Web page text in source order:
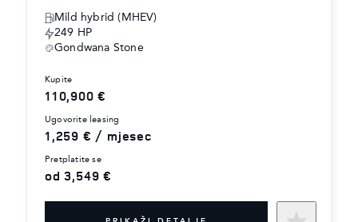
Mild hybrid (MHEV)
249 HP
Gondwana Stone
kupite
110,900 €
ugovorite leasing
1,259 € / mjesec
pretplatite se
od 3,549 €